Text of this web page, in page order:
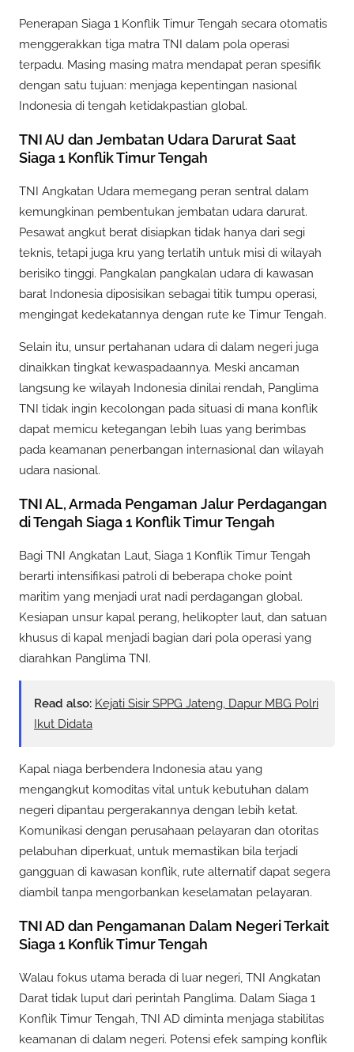
Penerapan Siaga 1 Konflik Timur Tengah secara otomatis
menggerakkan tiga matra TNI dalam pola operasi
terpadu. Masing masing matra mendapat peran spesifik
dengan satu tujuan: menjaga kepentingan nasional
Indonesia di tengah ketidakpastian global.
TNI AU dan Jembatan Udara Darurat Saat
Siaga 1 Konflik Timur Tengah
TNI Angkatan Udara memegang peran sentral dalam
kemungkinan pembentukan jembatan udara darurat.
Pesawat angkut berat disiapkan tidak hanya dari segi
teknis, tetapi juga kru yang terlatih untuk misi di wilayah
berisiko tinggi. Pangkalan pangkalan udara di kawasan
barat Indonesia diposisikan sebagai titik tumpu operasi,
mengingat kedekatannya dengan rute ke Timur Tengah.
Selain itu, unsur pertahanan udara di dalam negeri juga
dinaikkan tingkat kewaspadaannya. Meski ancaman
langsung ke wilayah Indonesia dinilai rendah, Panglima
TNI tidak ingin kecolongan pada situasi di mana konflik
dapat memicu ketegangan lebih luas yang berimbas
pada keamanan penerbangan internasional dan wilayah
udara nasional.
TNI AL, Armada Pengaman Jalur Perdagangan
di Tengah Siaga 1 Konflik Timur Tengah
Bagi TNI Angkatan Laut, Siaga 1 Konflik Timur Tengah
berarti intensifikasi patroli di beberapa choke point
maritim yang menjadi urat nadi perdagangan global.
Kesiapan unsur kapal perang, helikopter laut, dan satuan
khusus di kapal menjadi bagian dari pola operasi yang
diarahkan Panglima TNI.
Read also: Kejati Sisir SPPG Jateng, Dapur MBG Polri
Ikut Didata
Kapal niaga berbendera Indonesia atau yang
mengangkut komoditas vital untuk kebutuhan dalam
negeri dipantau pergerakannya dengan lebih ketat.
Komunikasi dengan perusahaan pelayaran dan otoritas
pelabuhan diperkuat, untuk memastikan bila terjadi
gangguan di kawasan konflik, rute alternatif dapat segera
diambil tanpa mengorbankan keselamatan pelayaran.
TNI AD dan Pengamanan Dalam Negeri Terkait
Siaga 1 Konflik Timur Tengah
Walau fokus utama berada di luar negeri, TNI Angkatan
Darat tidak luput dari perintah Panglima. Dalam Siaga 1
Konflik Timur Tengah, TNI AD diminta menjaga stabilitas
keamanan di dalam negeri. Potensi efek samping konflik